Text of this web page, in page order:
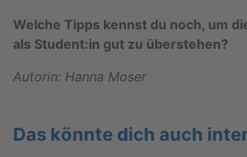
Wel­che Tipps kennst du noch, um
als Stu­dent:in gut zu über­ste­hen?
Au­to­rin: Hanna Moser
Das könn­te dich auch